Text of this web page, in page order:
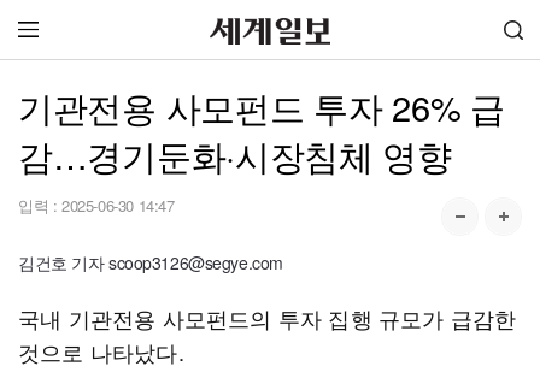
기관전용 사모펀드 투자 26% 급
감…경기둔화·시장침체 영향
입력 : 2025-06-30 14:47
김건호 기자 scoop3126@segye.com
국내 기관전용 사모펀드의 투자 집행 규모가 급감한
것으로 나타났다.